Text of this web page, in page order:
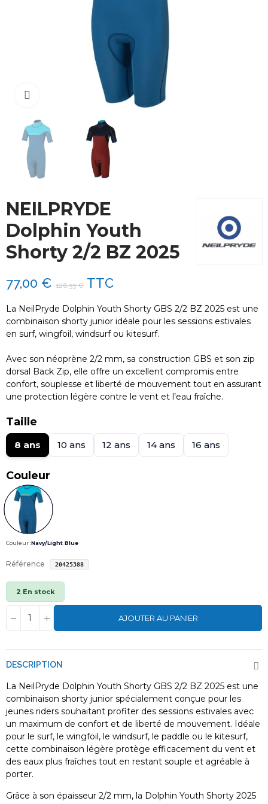
Cliquez pour agrandir
NEILPRYDE
Dolphin Youth
Shorty 2/2 BZ 2025
77,00 € 128,33 € TTC
La NeilPryde Dolphin Youth Shorty GBS 2/2 BZ 2025 est une
combinaison shorty junior idéale pour les sessions estivales
en surf, wingfoil, windsurf ou kitesurf.
Avec son néoprène 2/2 mm, sa construction GBS et son zip
dorsal Back Zip, elle offre un excellent compromis entre
confort, souplesse et liberté de mouvement tout en assurant
une protection légère contre le vent et l’eau fraîche.
Taille
8 ans 10 ans 12 ans 14 ans 16 ans
Couleur
Couleur :Navy/Light Blue
Référence 20425388
2 En stock
AJOUTER AU PANIER
DESCRIPTION
La NeilPryde Dolphin Youth Shorty GBS 2/2 BZ 2025 est une
combinaison shorty junior spécialement conçue pour les
jeunes riders souhaitant profiter des sessions estivales avec
un maximum de confort et de liberté de mouvement. Idéale
pour le surf, le wingfoil, le windsurf, le paddle ou le kitesurf,
cette combinaison légère protège efficacement du vent et
des eaux plus fraîches tout en restant souple et agréable à
porter.
Grâce à son épaisseur 2/2 mm, la Dolphin Youth Shorty 2025